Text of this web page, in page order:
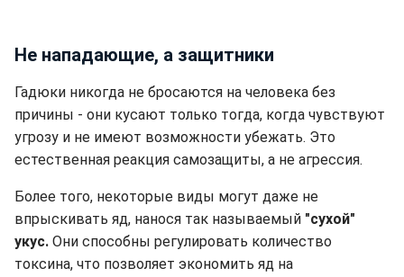
Не нападающие, а защитники
Гадюки никогда не бросаются на человека без
причины - они кусают только тогда, когда чувствуют
угрозу и не имеют возможности убежать. Это
естественная реакция самозащиты, а не агрессия.
Более того, некоторые виды могут даже не
впрыскивать яд, нанося так называемый "сухой"
укус. Они способны регулировать количество
токсина, что позволяет экономить яд на